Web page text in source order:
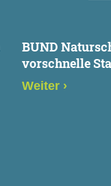
BUND
vorschnelle
Weiter ›